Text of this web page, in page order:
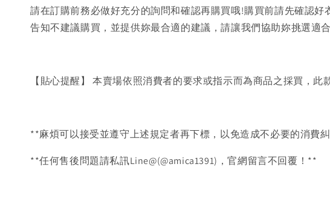
請在訂購前務必做好充分的詢問和確認再購買哦!購買前請先確認
告知不建議購買，並提供妳最合適的建議，請讓我們協助妳挑選適合
【貼心提醒】 本賣場依照消費者的要求或指示而為商品之採買，此
**麻煩可以接受並遵守上述規定者再下標，以免造成不必要的消費
**任何售後問題請私訊Line@(@amica1391)，官網留言不回覆！**